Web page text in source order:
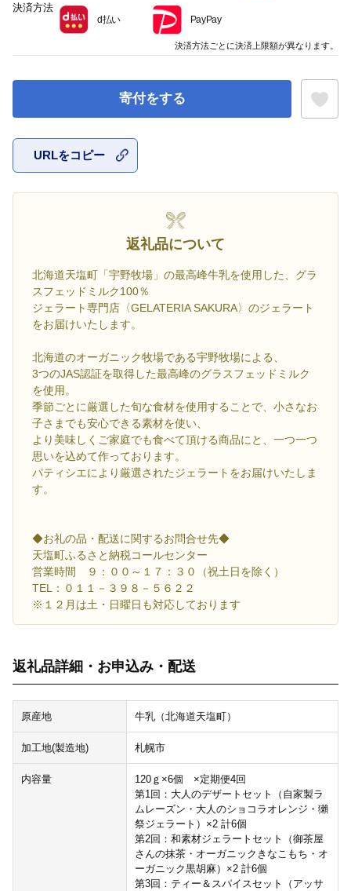
寄付をする
URLをコピー
返礼品について
北海道天塩町「宇野牧場」の最高峰牛乳を使用した、グラ
スフェッドミルク100％
ジェラート専門店〈GELATERIA SAKURA〉のジェラート
をお届けいたします。
北海道のオーガニック牧場である宇野牧場による、
3つのJAS認証を取得した最高峰のグラスフェッドミルク
を使用。
季節ごとに厳選した旬な食材を使用することで、小さなお
子さまでも安心できる素材を使い、
より美味しくご家庭でも食べて頂ける商品にと、一つ一つ
思いを込めて作っております。
パティシエにより厳選されたジェラートをお届けいたしま
す。
◆お礼の品・配送に関するお問合せ先◆
天塩町ふるさと納税コールセンター
営業時間 ９：００～１７：３０（祝土日を除く）
TEL：０１１－３９８－５６２２
※１２月は土・日曜日も対応しております
返礼品詳細・お申込み・配送
原産地 牛乳（北海道天塩町）
加工地(製造地) 札幌市
内容量
120ｇ×6個 ×定期便4回
第1回：大人のデザートセット（自家製ラ
ムレーズン・大人のショコラオレンジ・獺
祭ジェラート）×2 計6個
第2回：和素材ジェラートセット（御茶屋
さんの抹茶・オーガニックきなこもち・オ
ーガニック黒胡麻）×2 計6個
第3回：ティー＆スパイスセット（アッサ
決済方法
d払い PayPay
決済方法ごとに決済上限額が異なります。